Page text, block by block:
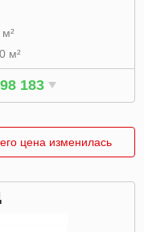
м²
м²
183
цена изменилась